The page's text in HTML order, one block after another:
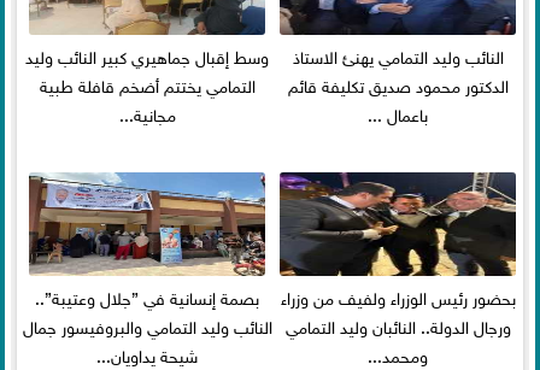
النائب وليد التمامي يهنئ الاستاذ
الدكتور محمود صديق تكليفة قائم
باعمال ...
وسط إقبال جماهيري كبير النائب وليد
التمامي يختتم أضخم قافلة طبية
مجانية...
بحضور رئيس الوزراء ولفيف من وزراء
ورجال الدولة.. النائبان وليد التمامي
ومحمد...
بصمة إنسانية في ”جلال وعتيبة”..
النائب وليد التمامي والبروفيسور جمال
شيحة يداويان...